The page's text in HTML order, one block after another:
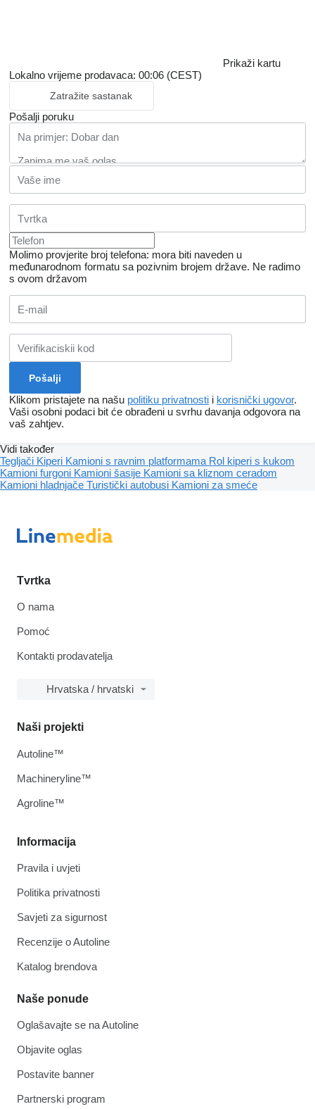
Prikaži kartu
Lokalno vrijeme prodavaca: 00:06 (CEST)
Zatražite sastanak
Pošalji poruku
Molimo provjerite broj telefona: mora biti naveden u
međunarodnom formatu sa pozivnim brojem države. Ne radimo
s ovom državom
Klikom pristajete na našu politiku privatnosti i korisnički ugovor.
Vaši osobni podaci bit će obrađeni u svrhu davanja odgovora na
vaš zahtjev.
Vidi također
Tegljači Kiperi Kamioni s ravnim platformama Rol kiperi s kukom
Kamioni furgoni Kamioni šasije Kamioni sa kliznom ceradom
Kamioni hladnjače Turistički autobusi Kamioni za smeće
Tvrtka
O nama
Pomoć
Kontakti prodavatelja
Hrvatska / hrvatski
Informacija
Pravila i uvjeti
Politika privatnosti
Savjeti za sigurnost
Recenzije o Autoline
Katalog brendova
Naše ponude
Oglašavajte se na Autoline
Objavite oglas
Postavite banner
Partnerski program
Naši projekti
Autoline™
Machineryline™
Agroline™